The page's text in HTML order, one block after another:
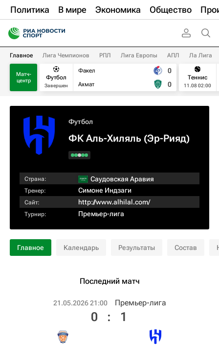
Политика В мире Экономика Общество
Главное Лига Чемпионов РПЛ Лига Европы АПЛ Ла Лига
Матч-
центр
Футбол
Завершен
Факел
Ахмат
0
0
Теннис
11.08 02:00
Футбол
ФК Аль-Хиляль (Эр-Рияд)
Страна: Саудовская Аравия
Тренер: Симоне Индзаги
Сайт: http://www.alhilal.com/
Турнир: Премьер-лига
Главное Календарь Результаты Состав
Последний матч
21.05.2026 21:00 Премьер-лига
0 : 1